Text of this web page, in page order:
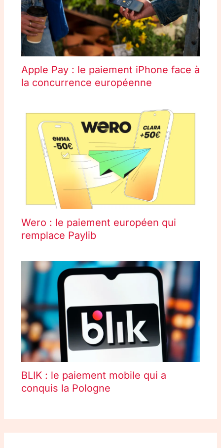
Apple Pay : le paiement iPhone face à
la concurrence européenne
Wero : le paiement européen qui
remplace Paylib
BLIK : le paiement mobile qui a
conquis la Pologne